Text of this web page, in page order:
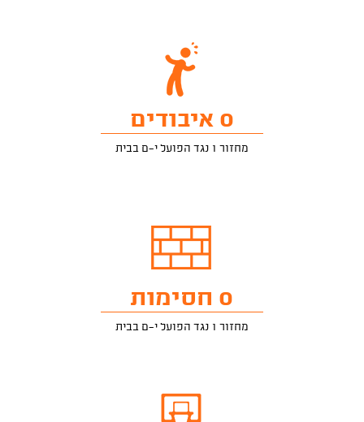
0 איבודים
מחזור 1 נגד הפועל י-ם בבית
0 חסימות
מחזור 1 נגד הפועל י-ם בבית